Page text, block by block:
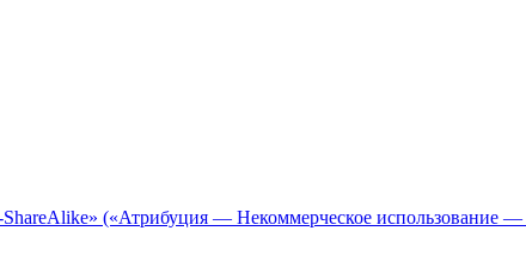
(«Атрибуция — Некоммерческое использование